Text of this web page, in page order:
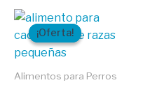
¡Oferta!
¡Oferta!
Alimentos para Perros
El
precio
original
era:
El
actual